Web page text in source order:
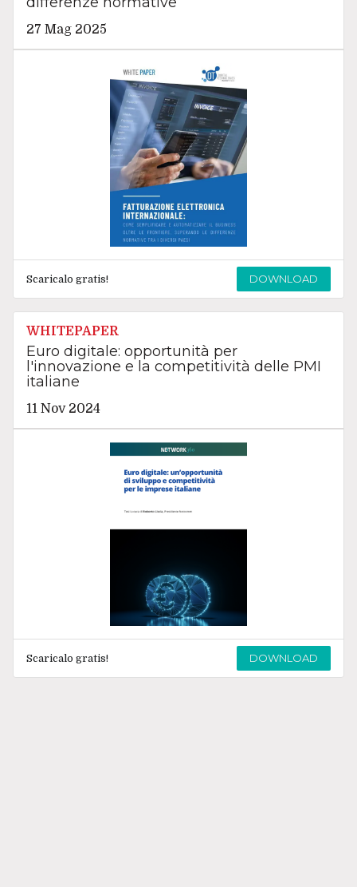
27 Mag 2025
Scaricalo gratis! DOWNLOAD
WHITEPAPER
Euro digitale: opportunità per
l'innovazione e la competitività delle PMI
italiane
11 Nov 2024
Scaricalo gratis! DOWNLOAD